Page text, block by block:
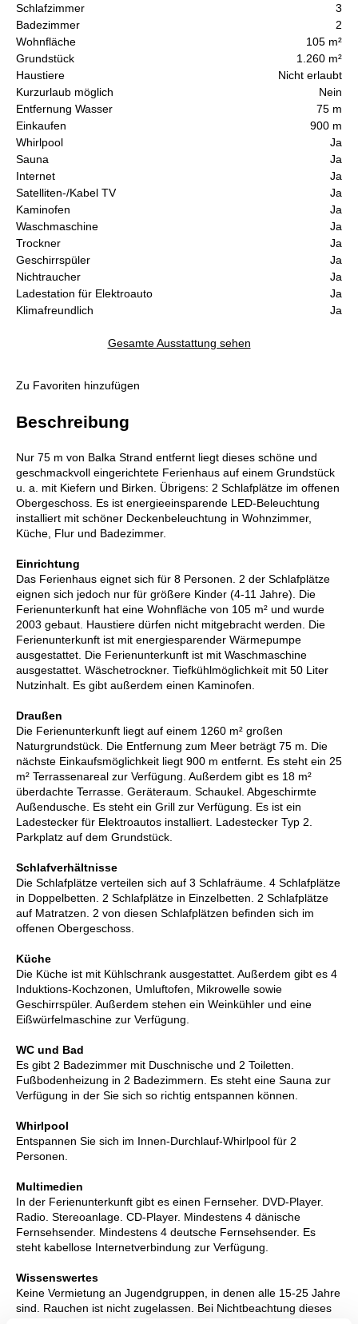
Schlafzimmer
3
Badezimmer
2
Wohnfläche
105 m²
Grundstück
1.260 m²
Haustiere
Nicht erlaubt
Kurzurlaub möglich
Nein
Entfernung Wasser
75 m
Einkaufen
900 m
Whirlpool
Ja
Sauna
Ja
Internet
Ja
Satelliten-/Kabel TV
Ja
Kaminofen
Ja
Waschmaschine
Ja
Trockner
Ja
Geschirrspüler
Ja
Nichtraucher
Ja
Ladestation für Elektroauto
Ja
Klimafreundlich
Ja
Gesamte Ausstattung sehen
Zu Favoriten hinzufügen
Beschreibung
Nur 75 m von Balka Strand entfernt liegt dieses schöne und
geschmackvoll eingerichtete Ferienhaus auf einem Grundstück
u. a. mit Kiefern und Birken. Übrigens: 2 Schlafplätze im offenen
Obergeschoss. Es ist energieeinsparende LED-Beleuchtung
installiert mit schöner Deckenbeleuchtung in Wohnzimmer,
Küche, Flur und Badezimmer.
Einrichtung
Das Ferienhaus eignet sich für 8 Personen. 2 der Schlafplätze
eignen sich jedoch nur für größere Kinder (4-11 Jahre). Die
Ferienunterkunft hat eine Wohnfläche von 105 m² und wurde
2003 gebaut. Haustiere dürfen nicht mitgebracht werden. Die
Ferienunterkunft ist mit energiesparender Wärmepumpe
ausgestattet. Die Ferienunterkunft ist mit Waschmaschine
ausgestattet. Wäschetrockner. Tiefkühlmöglichkeit mit 50 Liter
Nutzinhalt. Es gibt außerdem einen Kaminofen.
Draußen
Die Ferienunterkunft liegt auf einem 1260 m² großen
Naturgrundstück. Die Entfernung zum Meer beträgt 75 m. Die
nächste Einkaufsmöglichkeit liegt 900 m entfernt. Es steht ein 25
m² Terrassenareal zur Verfügung. Außerdem gibt es 18 m²
überdachte Terrasse. Geräteraum. Schaukel. Abgeschirmte
Außendusche. Es steht ein Grill zur Verfügung. Es ist ein
Ladestecker für Elektroautos installiert. Ladestecker Typ 2.
Parkplatz auf dem Grundstück.
Schlafverhältnisse
Die Schlafplätze verteilen sich auf 3 Schlafräume. 4 Schlafplätze
in Doppelbetten. 2 Schlafplätze in Einzelbetten. 2 Schlafplätze
auf Matratzen. 2 von diesen Schlafplätzen befinden sich im
offenen Obergeschoss.
Küche
Die Küche ist mit Kühlschrank ausgestattet. Außerdem gibt es 4
Induktions-Kochzonen, Umluftofen, Mikrowelle sowie
Geschirrspüler. Außerdem stehen ein Weinkühler und eine
Eißwürfelmaschine zur Verfügung.
WC und Bad
Es gibt 2 Badezimmer mit Duschnische und 2 Toiletten.
Fußbodenheizung in 2 Badezimmern. Es steht eine Sauna zur
Verfügung in der Sie sich so richtig entspannen können.
Whirlpool
Entspannen Sie sich im Innen-Durchlauf-Whirlpool für 2
Personen.
Multimedien
In der Ferienunterkunft gibt es einen Fernseher. DVD-Player.
Radio. Stereoanlage. CD-Player. Mindestens 4 dänische
Fernsehsender. Mindestens 4 deutsche Fernsehsender. Es
steht kabellose Internetverbindung zur Verfügung.
Wissenswertes
Keine Vermietung an Jugendgruppen, in denen alle 15-25 Jahre
sind. Rauchen ist nicht zugelassen. Bei Nichtbeachtung dieses